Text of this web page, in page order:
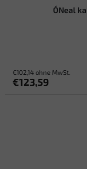
O´Neal
€102,14 ohne MwSt.
€123,59